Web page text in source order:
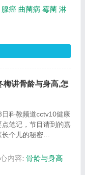
腺癌 曲菌病 霉菌 淋
梅讲骨龄与身高,怎
科教频道cctv10健康
笔记，节目请到的嘉
个儿的秘密
，骨龄检测，腿长的
内容: 骨龄与身高